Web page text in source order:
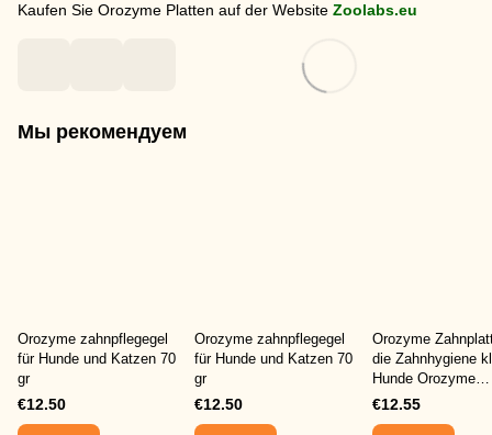
Kaufen Sie Orozyme Platten auf der Website Zoolabs.eu
Мы рекомендуем
Orozyme zahnpflegegel
für Hunde und Katzen 70
gr
€12.50
Orozyme zahnpflegegel
für Hunde und Katzen 70
gr
€12.50
Orozyme
die Zahnhygiene
Hunde Orozyme
Oraldental
€12.55